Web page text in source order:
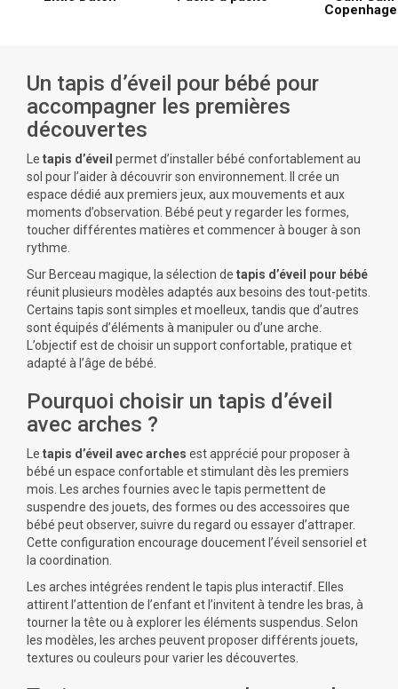
Un tapis d’éveil pour bébé pour
accompagner les premières
découvertes
Le tapis d’éveil permet d’installer bébé confortablement au
sol pour l’aider à découvrir son environnement. Il crée un
espace dédié aux premiers jeux, aux mouvements et aux
moments d’observation. Bébé peut y regarder les formes,
toucher différentes matières et commencer à bouger à son
rythme.
Sur Berceau magique, la sélection de tapis d’éveil pour bébé
réunit plusieurs modèles adaptés aux besoins des tout-petits.
Certains tapis sont simples et moelleux, tandis que d’autres
sont équipés d’éléments à manipuler ou d’une arche.
L’objectif est de choisir un support confortable, pratique et
adapté à l’âge de bébé.
Pourquoi choisir un tapis d’éveil
avec arches ?
Le tapis d’éveil avec arches est apprécié pour proposer à
bébé un espace confortable et stimulant dès les premiers
mois. Les arches fournies avec le tapis permettent de
suspendre des jouets, des formes ou des accessoires que
bébé peut observer, suivre du regard ou essayer d’attraper.
Cette configuration encourage doucement l’éveil sensoriel et
la coordination.
Les arches intégrées rendent le tapis plus interactif. Elles
attirent l’attention de l’enfant et l’invitent à tendre les bras, à
tourner la tête ou à explorer les éléments suspendus. Selon
les modèles, les arches peuvent proposer différents jouets,
textures ou couleurs pour varier les découvertes.